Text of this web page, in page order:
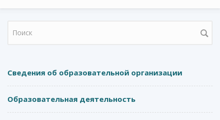
Форма поиска
Сведения об образовательной организации
Образовательная деятельность